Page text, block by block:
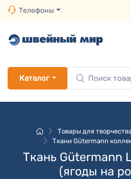
Телефоны
Каталог
Товары для
Ткани Gütermann
Ткань Gütermann
(ягоды на